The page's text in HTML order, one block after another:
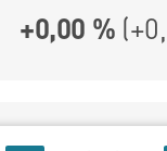
+0,00 % (